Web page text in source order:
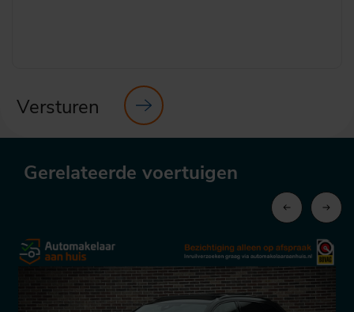
Versturen
Gerelateerde voertuigen